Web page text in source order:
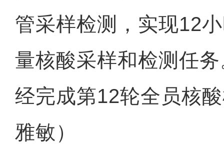
管采样检测，实现12
量核酸采样和检测任
经完成第12轮全员核
雅敏）
新疆二万余亩向日